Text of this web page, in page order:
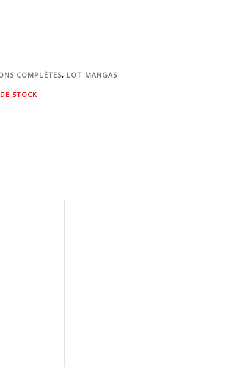
COMPLÈTES, LOT MANGAS
STOCK